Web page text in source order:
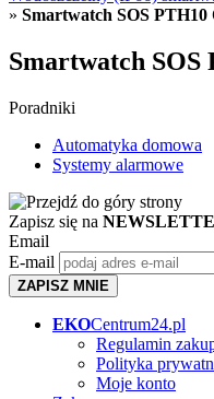
» Smartwatch SOS PTH10
Smartwatch SOS
Poradniki
Automatyka domowa
Systemy alarmowe
Zapisz się na
Email
E-mail
ZAPISZ MNIE
EKOCentrum24.pl
Regulamin
Polityka
Moje konto